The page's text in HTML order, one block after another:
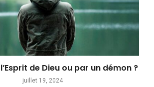
de Dieu ou par un démon ?
juillet 19, 2024